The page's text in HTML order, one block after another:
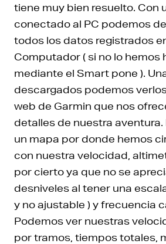
tiene muy bien resuelto. Con
conectado al PC podemos
todos los datos registrados
Computador ( si no lo hemos
mediante el Smart pone ).
descargados podemos
web de Garmin que nos
detalles de nuestra aventura.
un mapa por donde hemos
con nuestra velocidad,
por cierto ya que no se
desniveles al tener una
y no ajustable ) y frecuencia
Podemos ver nuestras
por tramos, tiempos totales,